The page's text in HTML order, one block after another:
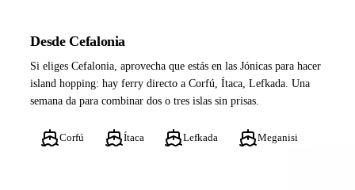
Desde Cefalonia
Si eliges Cefalonia, aprovecha que estás en las Jónicas para hacer
island hopping: hay ferry directo a Corfú, Ítaca, Lefkada. Una
semana da para combinar dos o tres islas sin prisas.
Corfú Ítaca Lefkada Meganisi